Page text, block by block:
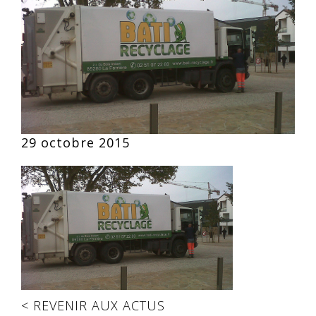
29 octobre 2015
< REVENIR AUX ACTUS